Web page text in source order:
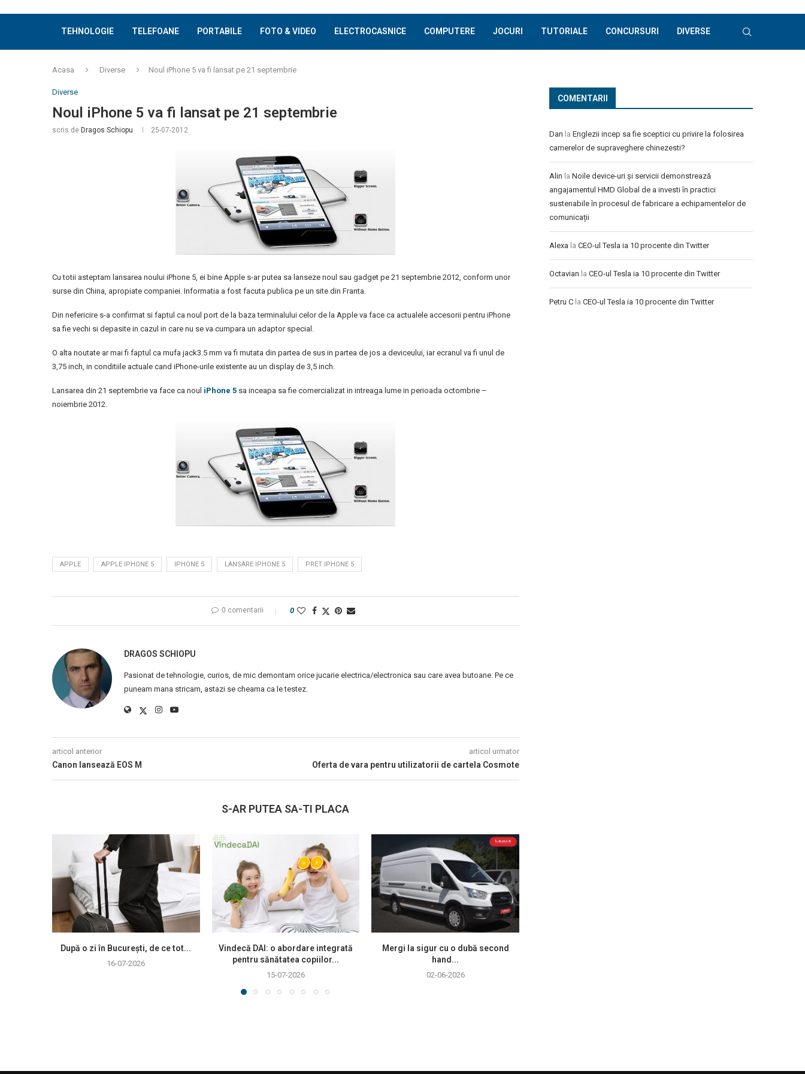
TEHNOLOGIE TELEFOANE PORTABILE FOTO & VIDEO ELECTROCASNICE COMPUTERE JOCURI TUTORIALE CONCURSURI DIVERSE
Acasa Diverse Noul iPhone 5 va fi lansat pe 21 septembrie
Diverse
Noul iPhone 5 va fi lansat pe 21 septembrie
scris de Dragos Schiopu 25-07-2012
Cu totii asteptam lansarea noului iPhone 5, ei bine Apple s-ar putea sa lanseze noul sau gadget pe 21 septembrie 2012, conform unor
surse din China, apropiate companiei. Informatia a fost facuta publica pe un site din Franta.
Din nefericire s-a confirmat si faptul ca noul port de la baza terminalului celor de la Apple va face ca actualele accesorii pentru iPhone
sa fie vechi si depasite in cazul in care nu se va cumpara un adaptor special.
O alta noutate ar mai fi faptul ca mufa jack3.5 mm va fi mutata din partea de sus in partea de jos a deviceului, iar ecranul va fi unul de
3,75 inch, in conditiile actuale cand iPhone-urile existente au un display de 3,5 inch.
Lansarea din 21 septembrie va face ca noul iPhone 5 sa inceapa sa fie comercializat in intreaga lume in perioada octombrie –
noiembrie 2012.
APPLE APPLE IPHONE 5 IPHONE 5 LANSARE IPHONE 5 PRET IPHONE 5
0 comentarii 0
DRAGOS SCHIOPU
Pasionat de tehnologie, curios, de mic demontam orice jucarie electrica/electronica sau care avea butoane. Pe ce
puneam mana stricam, astazi se cheama ca le testez.
articol anterior
Canon lansează EOS M
articol urmator
Oferta de vara pentru utilizatorii de cartela Cosmote
S-AR PUTEA SA-TI PLACA
După o zi în București, de ce tot...
16-07-2026
Vindecă DAI: o abordare integrată
pentru sănătatea copiilor...
15-07-2026
Mergi la sigur cu o dubă second
hand...
02-06-2026
COMENTARII
Dan la Englezii incep sa fie sceptici cu privire la folosirea
camerelor de supraveghere chinezesti?
Alin la Noile device-uri și servicii demonstrează
angajamentul HMD Global de a investi în practici
sustenabile în procesul de fabricare a echipamentelor de
comunicații
Alexa la CEO-ul Tesla ia 10 procente din Twitter
Octavian la CEO-ul Tesla ia 10 procente din Twitter
Petru C la CEO-ul Tesla ia 10 procente din Twitter